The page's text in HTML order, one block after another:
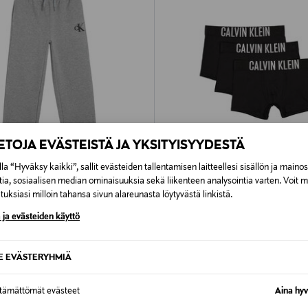
EVÄSTEISTÄ JA YKSITYISYYDESTÄ
“Hyväksy kaikki”, sallit evästeiden tallentamisen laitteellesi sisällön ja
sosiaalisen median ominaisuuksia sekä liikenteen analysointia varten. Voit
milloin tahansa sivun alareunasta löytyvästä linkistä.
ja evästeiden käyttö
EVÄSTERYHMIÄ
evästeet Aina
-collegehousut
ETUKUPONKITUOTE